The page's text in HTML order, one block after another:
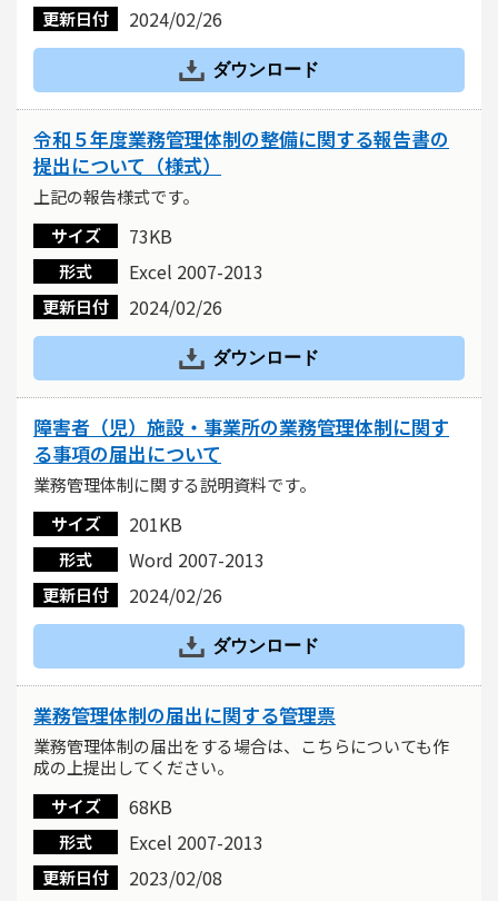
更新日付 2024/02/26
ダウンロード
令和５年度業務管理体制の整備に関する報告書の
提出について（様式）
上記の報告様式です。
サイズ
73KB
形式 Excel 2007-2013
更新日付 2024/02/26
ダウンロード
障害者（児）施設・事業所の業務管理体制に関す
る事項の届出について
業務管理体制に関する説明資料です。
サイズ
201KB
形式 Word 2007-2013
更新日付 2024/02/26
ダウンロード
業務管理体制の届出に関する管理票
業務管理体制の届出をする場合は、こちらについても作
成の上提出してください。
サイズ
68KB
形式 Excel 2007-2013
更新日付 2023/02/08